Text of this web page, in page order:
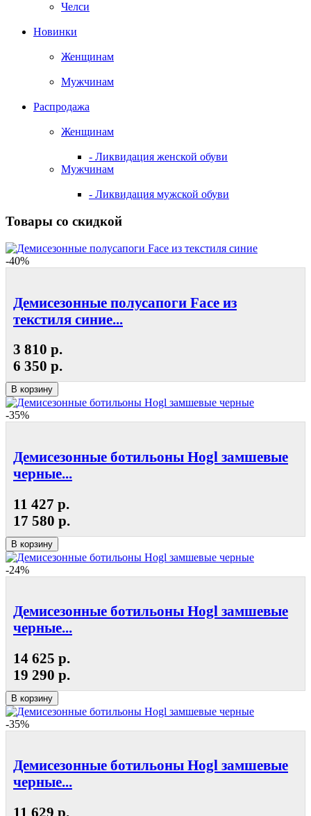
Челси
Новинки
Женщинам
Мужчинам
Распродажа
Женщинам
- Ликвидация женской обуви
Мужчинам
- Ликвидация мужской обуви
Товары со скидкой
-40%
Демисезонные полусапоги Face из
текстиля синие...
3 810 р.
6 350 р.
В корзину
-35%
Демисезонные ботильоны Hogl замшевые
черные...
11 427 р.
17 580 р.
В корзину
-24%
Демисезонные ботильоны Hogl замшевые
черные...
14 625 р.
19 290 р.
В корзину
-35%
Демисезонные ботильоны Hogl замшевые
черные...
11 629 р.